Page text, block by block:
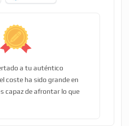
a tu auténtico
coste ha sido grande en
capaz de afrontar lo que